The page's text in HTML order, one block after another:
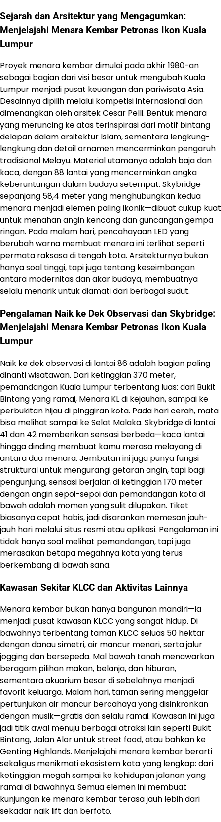
Sejarah dan Arsitektur yang Mengagumkan:
Menjelajahi Menara Kembar Petronas Ikon Kuala
Lumpur
Proyek menara kembar dimulai pada akhir 1980-an
sebagai bagian dari visi besar untuk mengubah Kuala
Lumpur menjadi pusat keuangan dan pariwisata Asia.
Desainnya dipilih melalui kompetisi internasional dan
dimenangkan oleh arsitek Cesar Pelli. Bentuk menara
yang meruncing ke atas terinspirasi dari motif bintang
delapan dalam arsitektur Islam, sementara lengkung-
lengkung dan detail ornamen mencerminkan pengaruh
tradisional Melayu. Material utamanya adalah baja dan
kaca, dengan 88 lantai yang mencerminkan angka
keberuntungan dalam budaya setempat. Skybridge
sepanjang 58,4 meter yang menghubungkan kedua
menara menjadi elemen paling ikonik—dibuat cukup kuat
untuk menahan angin kencang dan guncangan gempa
ringan. Pada malam hari, pencahayaan LED yang
berubah warna membuat menara ini terlihat seperti
permata raksasa di tengah kota. Arsitekturnya bukan
hanya soal tinggi, tapi juga tentang keseimbangan
antara modernitas dan akar budaya, membuatnya
selalu menarik untuk diamati dari berbagai sudut.
Pengalaman Naik ke Dek Observasi dan Skybridge:
Menjelajahi Menara Kembar Petronas Ikon Kuala
Lumpur
Naik ke dek observasi di lantai 86 adalah bagian paling
dinanti wisatawan. Dari ketinggian 370 meter,
pemandangan Kuala Lumpur terbentang luas: dari Bukit
Bintang yang ramai, Menara KL di kejauhan, sampai ke
perbukitan hijau di pinggiran kota. Pada hari cerah, mata
bisa melihat sampai ke Selat Malaka. Skybridge di lantai
41 dan 42 memberikan sensasi berbeda—kaca lantai
hingga dinding membuat kamu merasa melayang di
antara dua menara. Jembatan ini juga punya fungsi
struktural untuk mengurangi getaran angin, tapi bagi
pengunjung, sensasi berjalan di ketinggian 170 meter
dengan angin sepoi-sepoi dan pemandangan kota di
bawah adalah momen yang sulit dilupakan. Tiket
biasanya cepat habis, jadi disarankan memesan jauh-
jauh hari melalui situs resmi atau aplikasi. Pengalaman ini
tidak hanya soal melihat pemandangan, tapi juga
merasakan betapa megahnya kota yang terus
berkembang di bawah sana.
Kawasan Sekitar KLCC dan Aktivitas Lainnya
Menara kembar bukan hanya bangunan mandiri—ia
menjadi pusat kawasan KLCC yang sangat hidup. Di
bawahnya terbentang taman KLCC seluas 50 hektar
dengan danau simetri, air mancur menari, serta jalur
jogging dan bersepeda. Mal bawah tanah menawarkan
beragam pilihan makan, belanja, dan hiburan,
sementara akuarium besar di sebelahnya menjadi
favorit keluarga. Malam hari, taman sering menggelar
pertunjukan air mancur bercahaya yang disinkronkan
dengan musik—gratis dan selalu ramai. Kawasan ini juga
jadi titik awal menuju berbagai atraksi lain seperti Bukit
Bintang, Jalan Alor untuk street food, atau bahkan ke
Genting Highlands. Menjelajahi menara kembar berarti
sekaligus menikmati ekosistem kota yang lengkap: dari
ketinggian megah sampai ke kehidupan jalanan yang
ramai di bawahnya. Semua elemen ini membuat
kunjungan ke menara kembar terasa jauh lebih dari
sekadar naik lift dan berfoto.